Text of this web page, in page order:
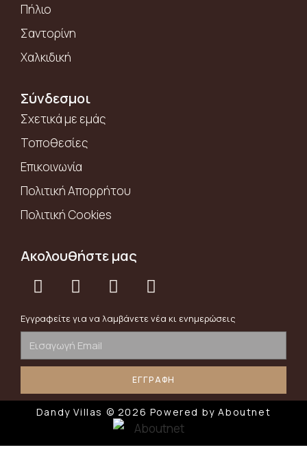
Πήλιο
Σαντορίνη
Χαλκιδική
Σύνδεσμοι
Σχετικά με εμάς
Τοποθεσίες
Επικοινωνία
Πολιτική Απορρήτου
Πολιτική Cookies
Ακολουθήστε μας
Εγγραφείτε για να λαμβάνετε νέα κι ενημερώσεις
ΕΓΓΡΑΦΗ
Dandy Villas © 2026 Powered byAboutnet